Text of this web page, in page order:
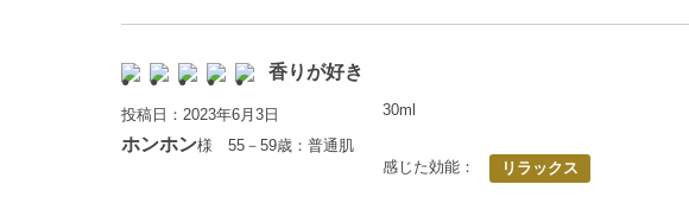
香りが好き
投稿日：2023年6月3日
ホンホン様 55－59歳：普通肌
30ml
感じた効能： リラックス